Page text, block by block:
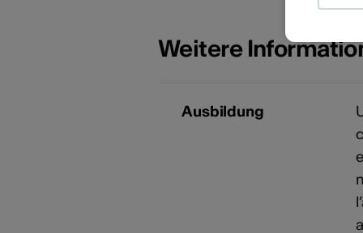
Weitere
Ausbildung